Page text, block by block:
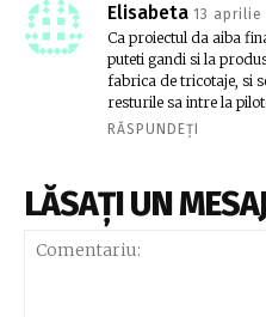
Elisabeta 13 aprilie
Ca proiectul da aiba
puteti gandi si la
fabrica de tricotaje, si
resturile sa intre la
RĂSPUNDEȚI
LĂSAȚI UN